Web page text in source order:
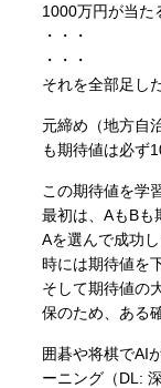
1000万円が当た
・・・
・・・
それを全部足し
元締め（地方自
も期待値は必ず
この期待値を学
最初は、AもBも
Aを選んで成功
時には期待値を
そして期待値の
保のため、ある
囲碁や将棋でAI
ーニング（DL: